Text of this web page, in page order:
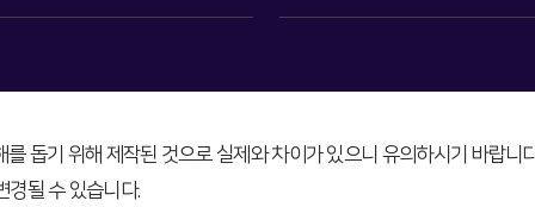
돕기 위해 제작된 것으로 실제와 차이가 있으니 유의하시기 바랍니
경될 수 있습니다.